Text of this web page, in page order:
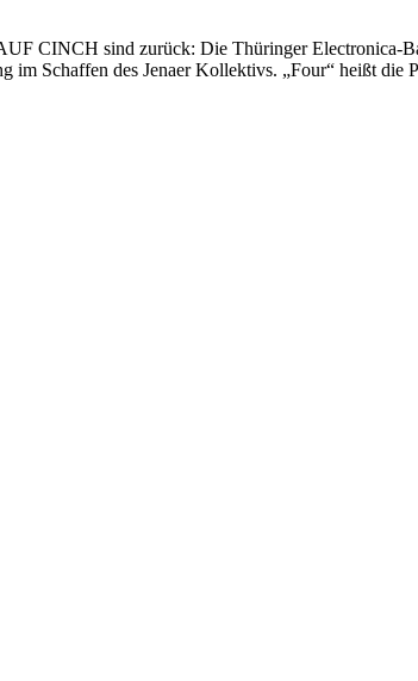
sind zurück: Die Thüringer Electronica-
im Schaffen des Jenaer Kollektivs. „Four“ heißt